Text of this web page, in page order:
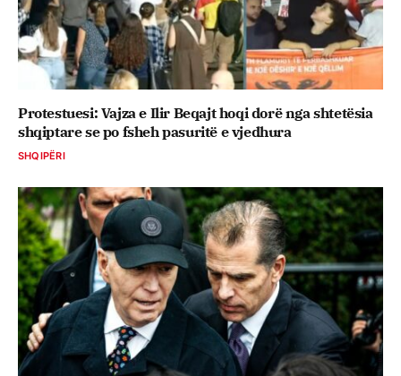
Protestuesi: Vajza e Ilir Beqajt hoqi dorë nga shtetësia
shqiptare se po fsheh pasuritë e vjedhura
SHQIPËRI